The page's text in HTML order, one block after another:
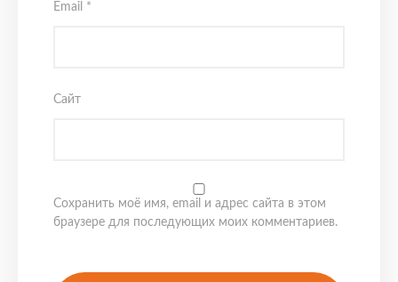
Email *
Сайт
Сохранить моё имя, email и адрес сайта в этом
браузере для последующих моих комментариев.